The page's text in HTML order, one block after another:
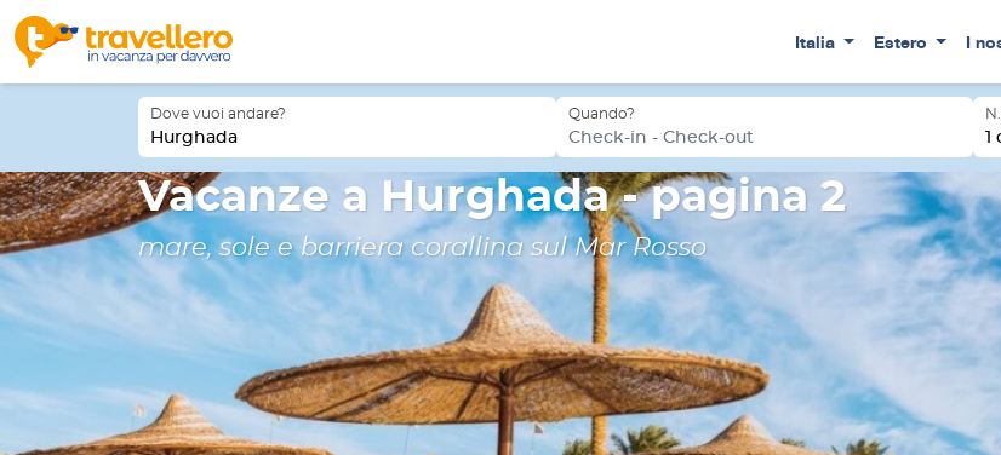
Italia Estero I
Dove vuoi andare?
Hurghada
Quando?
Check-in - Check-out
Vacanze a Hurghada - pagina 2
mare, sole e barriera corallina sul Mar Rosso